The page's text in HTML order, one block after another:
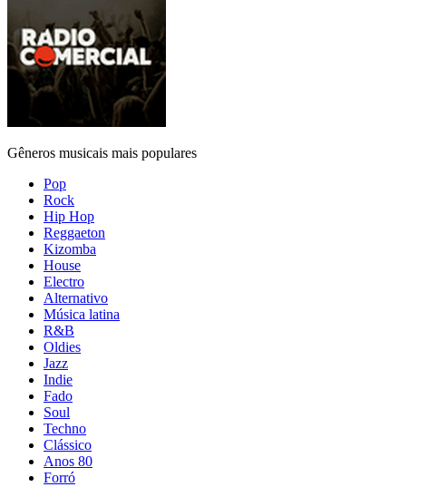
Gêneros musicais mais populares
Pop
Rock
Hip Hop
Reggaeton
Kizomba
House
Electro
Alternativo
Música latina
R&B
Oldies
Jazz
Indie
Fado
Soul
Techno
Clássico
Anos 80
Forró